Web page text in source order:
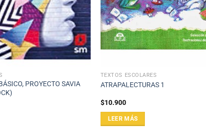
PROYECTO SAVIA
TEXTOS ESCOLARES
ATRAPALECTURAS 1
$10.900
LEER MÁS